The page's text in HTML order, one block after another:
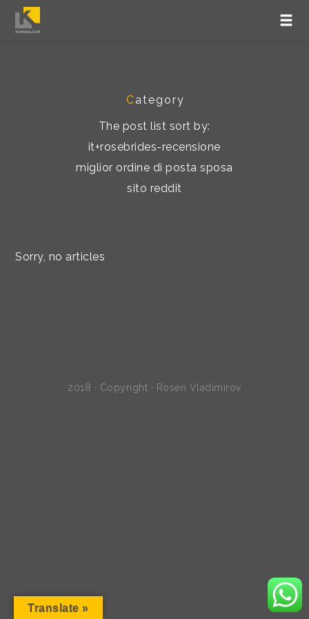
Category
The post list sort by:
it+rosebrides-recensione
miglior ordine di posta sposa
sito reddit
Sorry, no articles
2018 · Copyright · Rosen Vladimirov
Translate »